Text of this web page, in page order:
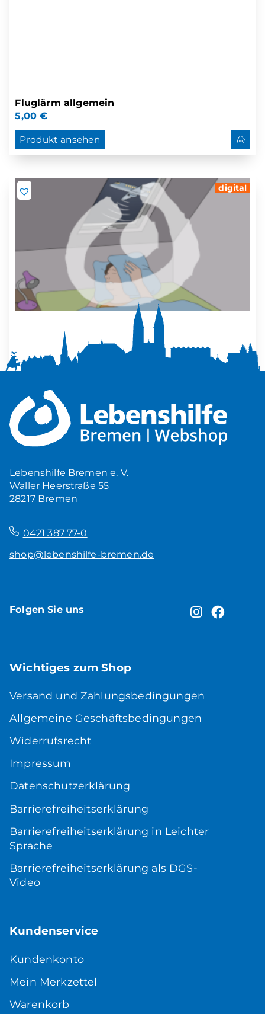
Fluglärm allgemein
5,00€
Produkt ansehen
digital
Mehr Ruhe zuhause
5,00€
Lebenshilfe Bremen e. V.
Waller Heerstraße 55
28217 Bremen
0421 387 77-0
shop@lebenshilfe-bremen.de
Folgen Sie uns
Wichtiges zum Shop
Versand und Zahlungsbedingungen
Allgemeine Geschäftsbedingungen
Widerrufsrecht
Impressum
Datenschutzerklärung
Barrierefreiheitserklärung
Barrierefreiheitserklärung in Leichter
Sprache
Barrierefreiheitserklärung als DGS-
Video
Kundenservice
Kundenkonto
Mein Merkzettel
Warenkorb